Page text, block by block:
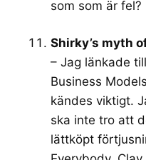
som som är fel?
Shirky’s myth
– Jag länkade
Business
kändes viktigt.
ska inte tro att
lättköpt